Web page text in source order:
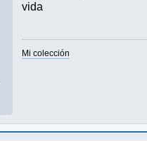
vida
Mi colección